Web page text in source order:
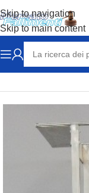
Skip to navigation
Skip to main content
Home MACCHINE